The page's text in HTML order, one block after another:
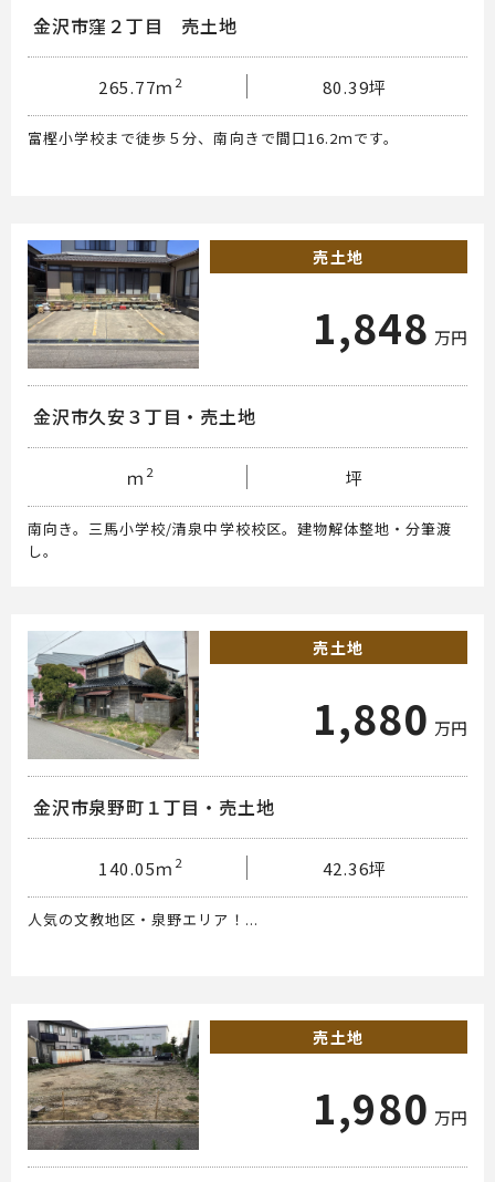
金沢市窪２丁目 売土地
265.77ｍ 2 80.39坪
富樫小学校まで徒歩５分、南向きで間口16.2ｍです。
売土地
1,848 万円
金沢市久安３丁目・売土地
ｍ 2 坪
南向き。三馬小学校/清泉中学校校区。建物解体整地・分筆渡
し。
売土地
1,880 万円
金沢市泉野町１丁目・売土地
140.05ｍ 2 42.36坪
人気の文教地区・泉野エリア！...
売土地
1,980 万円